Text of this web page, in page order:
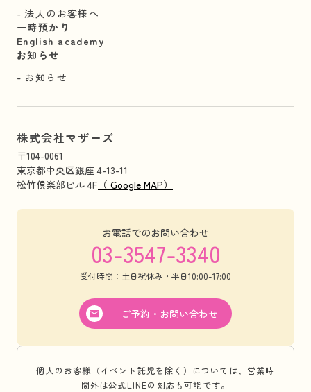
法人のお客様へ
一時預かり
English academy
お知らせ
お知らせ
株式会社マザーズ
〒104-0061
東京都中央区銀座 4-13-11
松竹倶楽部ビル 4F （ Google MAP）
お電話でのお問い合わせ
03-3547-3340
受付時間：土日祝休み・平日10:00-17:00
ご予約・お問い合わせ
個人のお客様（イベント託児を除く）については、営業時
間外は公式LINEの対応も可能です。